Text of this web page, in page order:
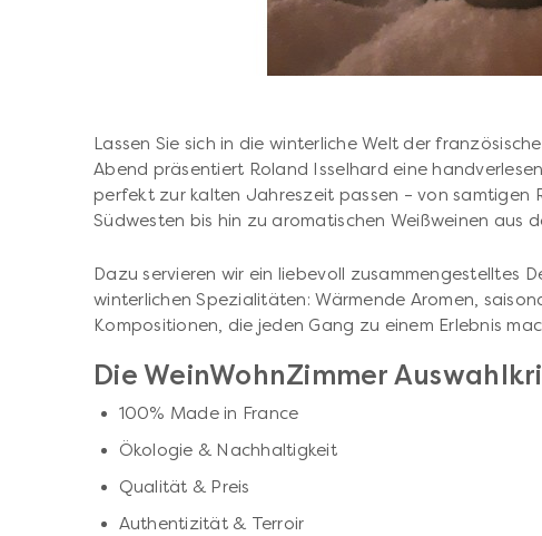
Lassen Sie sich in die winterliche Welt der
Abend präsentiert Roland Isselhard eine
perfekt zur kalten Jahreszeit passen – von samtigen
Südwesten bis hin zu aromatischen Weißweinen aus
Dazu servieren wir ein liebevoll zusammengestelltes
winterlichen Spezialitäten: Wärmende Aromen,
Kompositionen, die jeden Gang zu einem Erlebnis
Die WeinWohnZimmer
100% Made in France
Ökologie & Nachhaltigkeit
Qualität & Preis
Authentizität & Terroir